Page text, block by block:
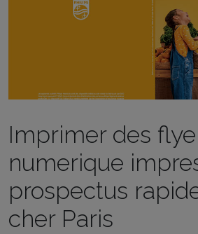
Imprimer des
numerique
prospectus
cher Paris